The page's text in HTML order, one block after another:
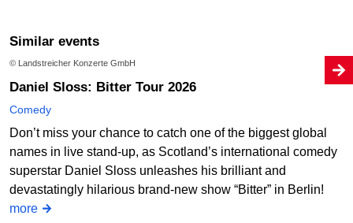
Similar events
© Landstreicher Konzerte GmbH
Daniel Sloss: Bitter Tour 2026
Comedy
Don’t miss your chance to catch one of the biggest global
names in live stand-up, as Scotland’s international comedy
superstar Daniel Sloss unleashes his brilliant and
devastatingly hilarious brand-new show “Bitter” in Berlin!
more